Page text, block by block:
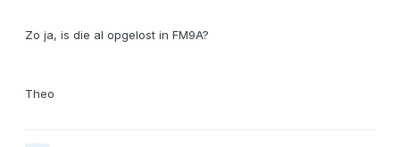
Zo ja, is die al opgelost in FM9A?
Theo